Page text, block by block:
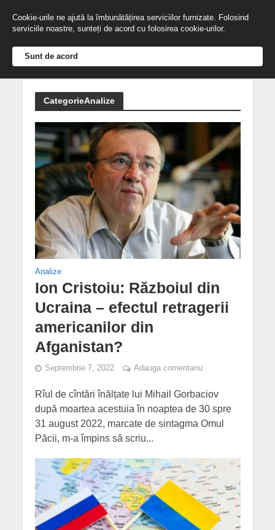
CategorieAnalize
Analize
Ion Cristoiu: Războiul din
Ucraina – efectul retragerii
americanilor din
Afganistan?
Septembrie 7, 2022 Adauga comentariu
Rîul de cîntări înălțate lui Mihail Gorbaciov
după moartea acestuia în noaptea de 30 spre
31 august 2022, marcate de sintagma Omul
Păcii, m-a împins să scriu...
Cookie-urile ne ajută la îmbunătățirea serviciilor furnizate. Folosind
serviciile noastre, sunteți de acord cu folosirea cookie-urilor.
Sunt de acord